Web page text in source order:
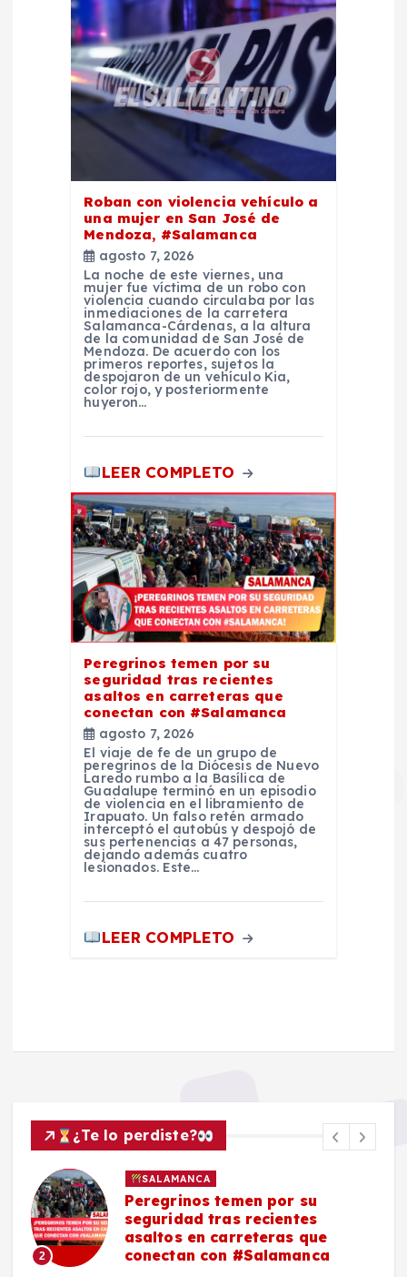
Roban con violencia vehículo a
una mujer en San José de
Mendoza, #Salamanca
agosto 7, 2026
La noche de este viernes, una
mujer fue víctima de un robo con
violencia cuando circulaba por las
inmediaciones de la carretera
Salamanca-Cárdenas, a la altura
de la comunidad de San José de
Mendoza. De acuerdo con los
primeros reportes, sujetos la
despojaron de un vehículo Kia,
color rojo, y posteriormente
huyeron…
LEER COMPLETO
Peregrinos temen por su
seguridad tras recientes
asaltos en carreteras que
conectan con #Salamanca
agosto 7, 2026
El viaje de fe de un grupo de
peregrinos de la Diócesis de Nuevo
Laredo rumbo a la Basílica de
Guadalupe terminó en un episodio
de violencia en el libramiento de
Irapuato. Un falso retén armado
interceptó el autobús y despojó de
sus pertenencias a 47 personas,
dejando además cuatro
lesionados. Este…
LEER COMPLETO
¿Te lo perdiste?
2
SALAMANCA
Peregrinos temen por su
seguridad tras recientes
asaltos en carreteras que
conectan con #Salamanca